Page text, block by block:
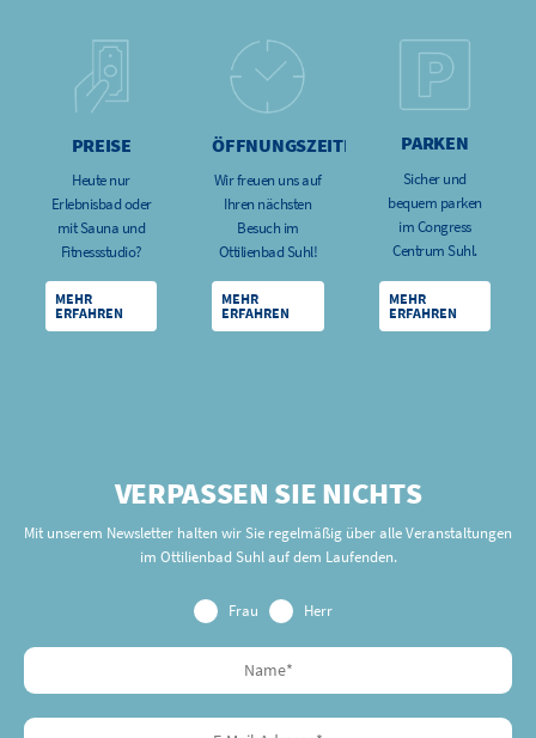
PREISE
Heute nur
Erlebnisbad oder
mit Sauna und
Fitnessstudio?
MEHR
ERFAHREN
ÖFFNUNGSZEITEN
Wir freuen uns auf
Ihren nächsten
Besuch im
Ottilienbad Suhl!
MEHR
ERFAHREN
PARKEN
Sicher und
bequem parken
im Congress
Centrum Suhl.
MEHR
ERFAHREN
VERPASSEN SIE NICHTS
Mit unserem Newsletter halten wir Sie regelmäßig über alle Veranstaltungen
im Ottilienbad Suhl auf dem Laufenden.
Frau Herr